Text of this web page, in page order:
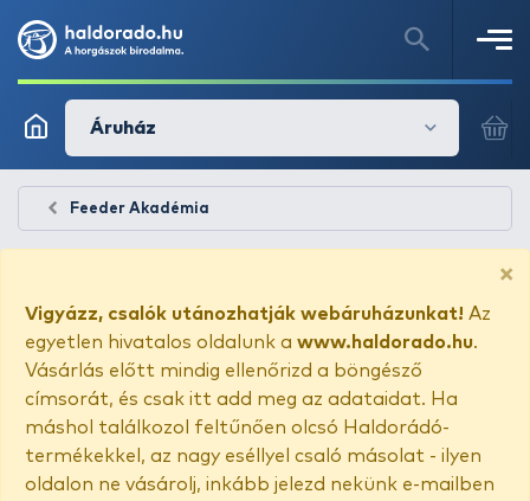
Áruház
Feeder Akadémia
×
Vigyázz, csalók utánozhatják webáruházunkat! Az
egyetlen hivatalos oldalunk a www.haldorado.hu.
Vásárlás előtt mindig ellenőrizd a böngésző
címsorát, és csak itt add meg az adataidat. Ha
máshol találkozol feltűnően olcsó Haldorádó-
termékekkel, az nagy eséllyel csaló másolat - ilyen
oldalon ne vásárolj, inkább jelezd nekünk e-mailben